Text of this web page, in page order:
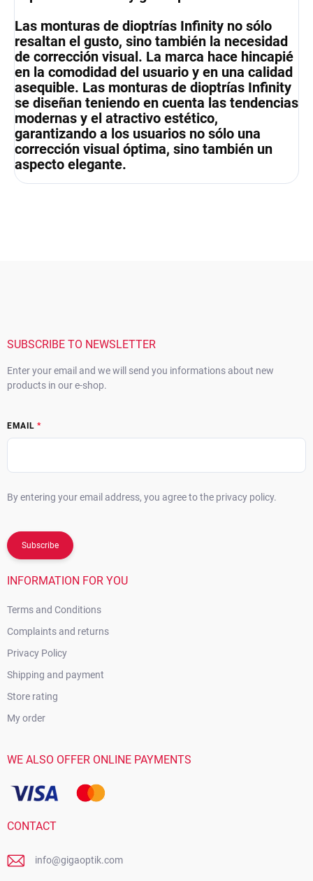
Las monturas de dioptrías Infinity no sólo
resaltan el gusto, sino también la necesidad
de corrección visual. La marca hace hincapié
en la comodidad del usuario y en una calidad
asequible. Las monturas de dioptrías Infinity
se diseñan teniendo en cuenta las tendencias
modernas y el atractivo estético,
garantizando a los usuarios no sólo una
corrección visual óptima, sino también un
aspecto elegante.
SUBSCRIBE TO NEWSLETTER
Enter your email and we will send you informations about new
products in our e-shop.
EMAIL
By entering your email address, you agree to the privacy policy.
Subscribe
INFORMATION FOR YOU
Terms and Conditions
Complaints and returns
Privacy Policy
Shipping and payment
Store rating
My order
WE ALSO OFFER ONLINE PAYMENTS
CONTACT
info@gigaoptik.com